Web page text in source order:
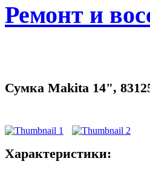
Ремонт и
Сумка Makita 14",
Характеристики: